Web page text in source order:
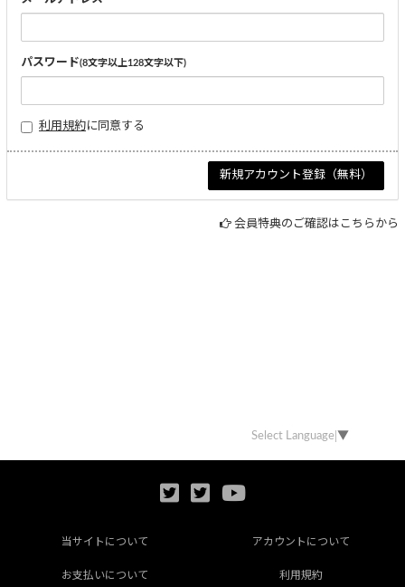
パスワード(8文字以上128文字以下)
利用規約に同意する
会員特典のご確認はこちらから
Select Language ▼
当サイトについて アカウントについて
お支払いについて 利用規約